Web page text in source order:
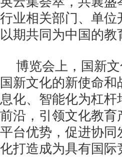
行业相关部门、单
以期共同为中国的
博览会上，国新
国新文化的新使命
息化、智能化为杠
前沿，引领文化教
平台优势，促进协
化打造成为具有国